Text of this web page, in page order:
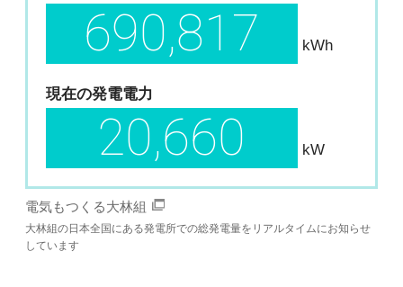
690,817 kWh
現在の発電電力
20,660 kW
電気もつくる大林組
大林組の日本全国にある発電所での総発電量をリアルタイムにお知らせ
しています